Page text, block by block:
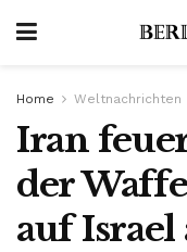
Home Weltnachrichten
Iran
der
auf Israel